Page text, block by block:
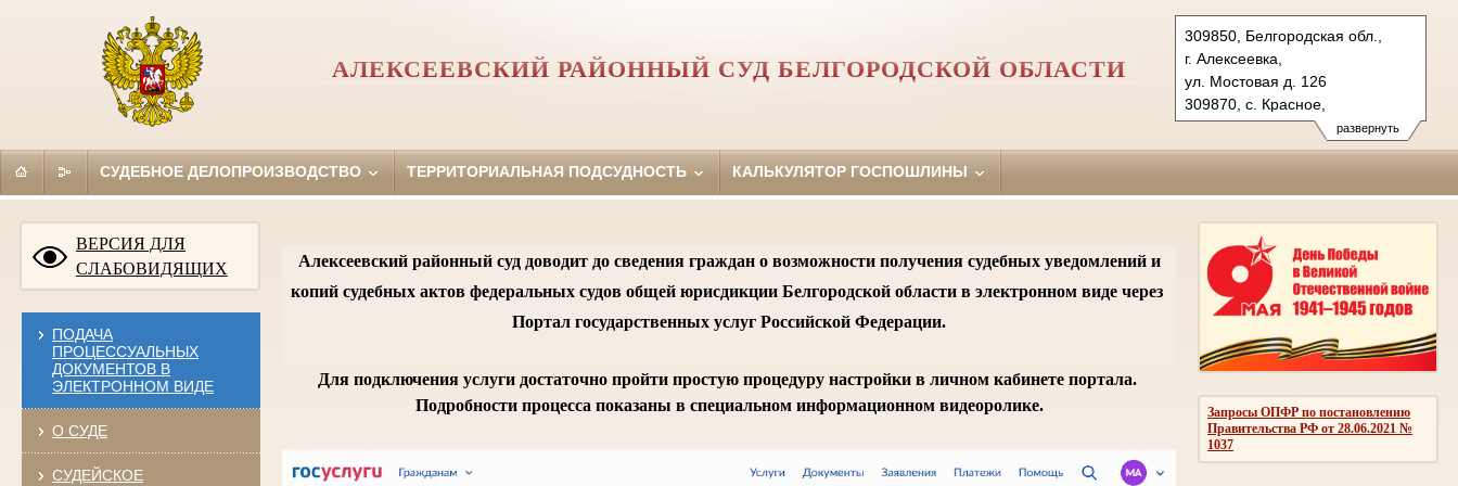
развернуть
309850, Белгородская обл.,
г. Алексеевка,
ул. Мостовая д. 126
309870, с. Красное,
ул. Октябрьская, д. 119
Тел.: (47234) 3-11-38
alekseevsky.blg@sudrf.ru
АЛЕКСЕЕВСКИЙ РАЙОННЫЙ СУД БЕЛГОРОДСКОЙ ОБЛАСТИ
СУДЕБНОЕ ДЕЛОПРОИЗВОДСТВО ТЕРРИТОРИАЛЬНАЯ ПОДСУДНОСТЬ КАЛЬКУЛЯТОР ГОСПОШЛИНЫ
ВЕРСИЯ ДЛЯ
СЛАБОВИДЯЩИХ
ПОДАЧА
ПРОЦЕССУАЛЬНЫХ
ДОКУМЕНТОВ В
ЭЛЕКТРОННОМ ВИДЕ
О СУДЕ
СУДЕЙСКОЕ
Запросы ОПФР по постановлению
Правительства РФ от 28.06.2021 №
1037
Алексеевский районный суд доводит до сведения граждан о возможности получения судебных уведомлений и
копий судебных актов федеральных судов общей юрисдикции Белгородской области в электронном виде через
Портал государственных услуг Российской Федерации.
Для подключения услуги достаточно пройти простую процедуру настройки в личном кабинете портала.
Подробности процесса показаны в специальном информационном видеоролике.